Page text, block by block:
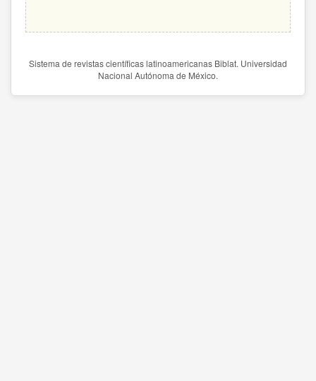
Sistema de revistas científicas latinoamericanas Biblat. Universidad
Nacional Autónoma de México.